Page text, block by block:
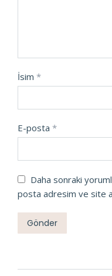
İsim *
E-posta *
Daha sonraki
posta adresim ve site